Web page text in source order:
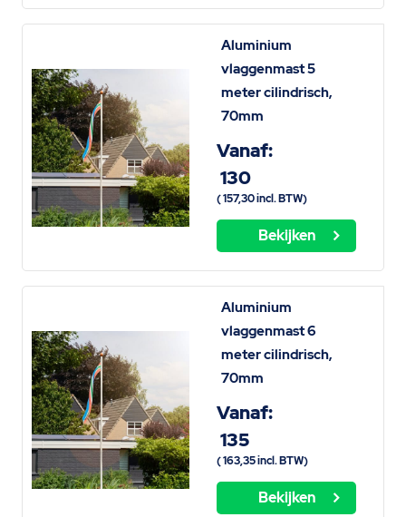
Aluminium
vlaggenmast 5
meter cilindrisch,
70mm
Vanaf:
130
(157,30incl. BTW)
Bekijken
Aluminium
vlaggenmast 6
meter cilindrisch,
70mm
Vanaf:
135
(163,35incl. BTW)
Bekijken